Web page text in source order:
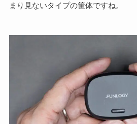
まり見ないタイプの筐体ですね。